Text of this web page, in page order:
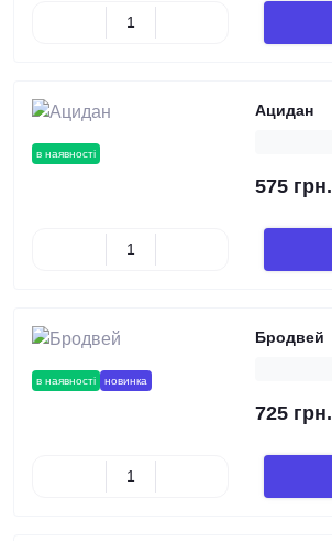
в наявності
Ацидан
575 грн.
в наявності новинка
Бродвей
725 грн.